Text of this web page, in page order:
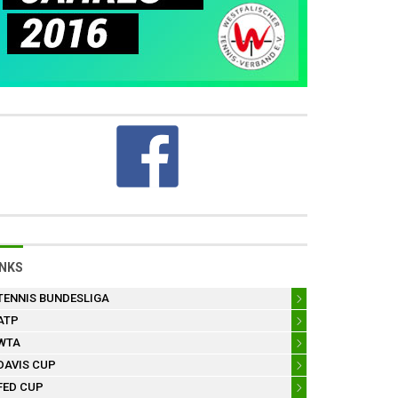
BUNDESLIGA
CUP
CUP